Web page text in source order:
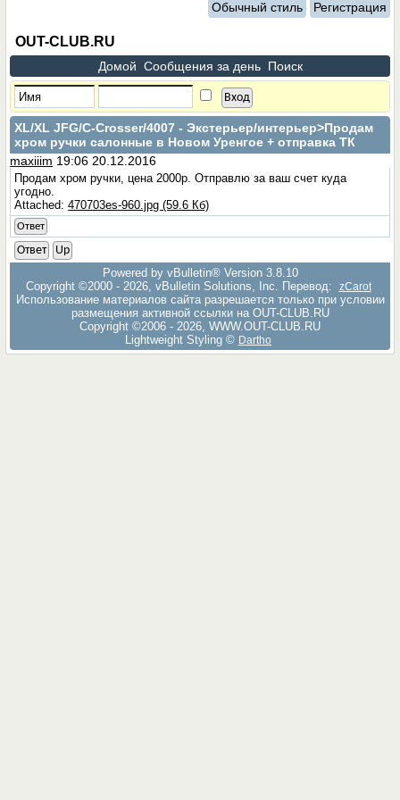
Обычный стиль Регистрация
OUT-CLUB.RU
Домой Сообщения за день Поиск
XL/XL JFG/C-Crosser/4007 - Экстерьер/интерьер>Продам
хром ручки салонные в Новом Уренгое + отправка ТК
maxiiim 19:06 20.12.2016
Продам хром ручки, цена 2000р. Отправлю за ваш счет куда
угодно.
Attached:470703es-960.jpg (59.6 Кб)
Ответ
Ответ
Up
Powered by vBulletin® Version 3.8.10
Copyright ©2000 - 2026, vBulletin Solutions, Inc. Перевод:
zCarot
Использование материалов сайта разрешается только при условии
размещения активной ссылки на OUT-CLUB.RU
Copyright ©2006 - 2026, WWW.OUT-CLUB.RU
Lightweight Styling © Dartho